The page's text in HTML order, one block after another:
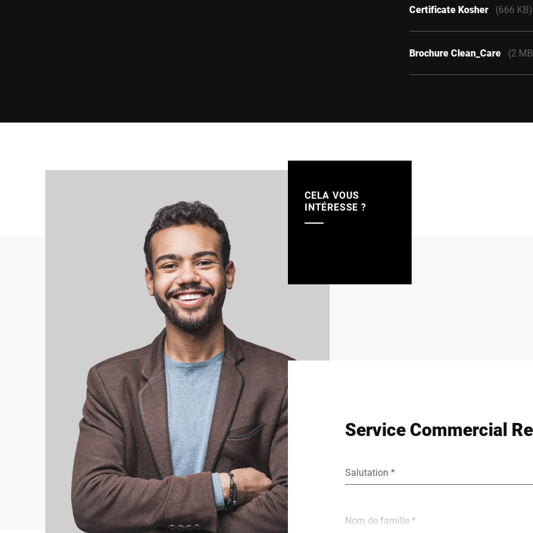
Certificate Kosher (666 KB)
Brochure Clean_Care (2
CELA VOUS
INTÉRESSE ?
Service Commercial
Salutation *
Nom de famille *